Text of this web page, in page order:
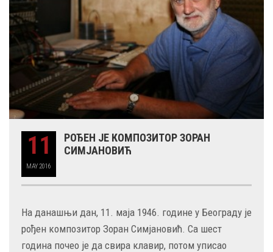
11
MAY 2016
РОЂЕН ЈЕ КОМПОЗИТОР ЗОРАН
СИМЈАНОВИЋ
На данашњи дан, 11. маја 1946. године у Београду је
рођен композитор Зоран Симјановић. Са шест
година почео је да свира клавир, потом уписао